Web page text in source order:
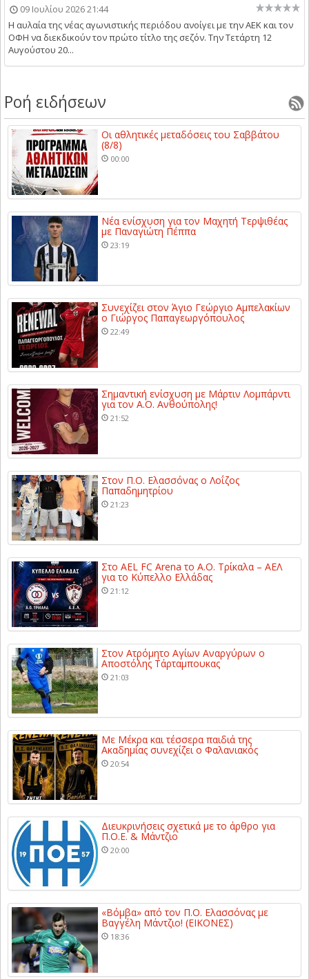
09 Ιουλίου 2026 21:44
Η αυλαία της νέας αγωνιστικής περιόδου ανοίγει με την ΑΕΚ και τον
ΟΦΗ να διεκδικούν τον πρώτο τίτλο της σεζόν. Την Τετάρτη 12
Αυγούστου 20...
Ροή ειδήσεων
Οι αθλητικές μεταδόσεις του Σαββάτου
(8/8)
00:00
Νέα ενίσχυση για τον Μαχητή Τερψιθέας
με Παναγιώτη Πέππα
23:19
Συνεχίζει στον Άγιο Γεώργιο Αμπελακίων
ο Γιώργος Παπαγεωργόπουλος
22:49
Σημαντική ενίσχυση με Μάρτιν Λομπάρντι
για τον Α.Ο. Ανθούπολης!
21:52
Στον Π.Ο. Ελασσόνας ο Λοΐζος
Παπαδημητρίου
21:23
Στο AEL FC Arena το Α.Ο. Τρίκαλα – ΑΕΛ
για το Κύπελλο Ελλάδας
21:12
Στον Ατρόμητο Αγίων Αναργύρων ο
Αποστόλης Τάρταμπουκας
21:03
Με Μέκρα και τέσσερα παιδιά της
Ακαδημίας συνεχίζει ο Φαλανιακός
20:54
Διευκρινήσεις σχετικά με το άρθρο για
Π.Ο.Ε. & Μάντζιο
20:00
«Βόμβα» από τον Π.Ο. Ελασσόνας με
Βαγγέλη Μάντζιο! (ΕΙΚΟΝΕΣ)
18:36